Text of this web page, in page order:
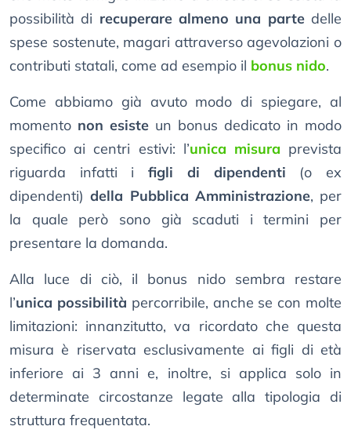
possibilità di recuperare almeno una partedelle
spese sostenute, magari attraverso agevolazioni o
contributi statali, come ad esempio il bonus nido.
Come abbiamo già avuto modo di spiegare, al
momento non esiste un bonus dedicato in modo
specifico ai centri estivi: l’unica misura prevista
riguarda infatti ifigli di dipendenti (o ex
dipendenti)della Pubblica Amministrazione, per
la quale però sono già scaduti i termini per
presentare la domanda.
Alla luce di ciò, il bonus nido sembra restare
l’unica possibilità percorribile, anche se con molte
limitazioni: innanzitutto, va ricordato che questa
misura è riservata esclusivamente ai figli di età
inferiore ai 3 anni e, inoltre, si applica solo in
determinate circostanze legate alla tipologia di
struttura frequentata.